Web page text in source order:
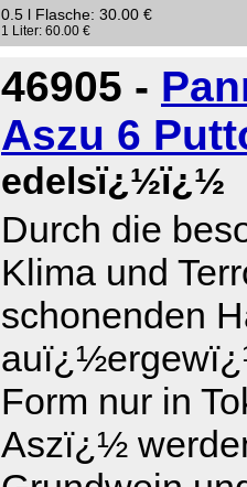
0.5 l Flasche: 30.00 €
1 Liter: 60.00 €
46905 -
Aszu 6
edelsï¿½ï¿½
Durch die
Klima und
schonenden
Form nur in
Aszï¿½